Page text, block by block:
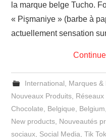
la marque belge Tucho.
« Pişmaniye » (barbe à
actuellement sensation
International Marques &
Nouveaux Produits Réseaux
Chocolate
Belgique Belgium
New products Nouveautés
sociaux Social Media ,Tik Tok